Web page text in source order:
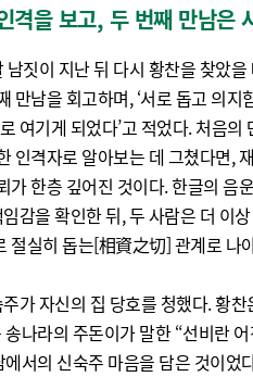
격을 보고, 두 번째 만남은
짓이 지난 뒤 다시 황찬을 찾았
만남을 회고하며, ‘서로 돕고 의
여기게 되었다’고 적었다. 처음의
인격자로 알아보는 데 그쳤다면,
가 한층 깊어진 것이다. 한글의 음
감을 확인한 뒤, 두 사람은 더 이
절실히 돕는[相資之切] 관계로 나
가 자신의 집 당호를 청했다. 황
나라의 주돈이가 말한 “선비란
서의 신숙주 마음을 담은 것이었